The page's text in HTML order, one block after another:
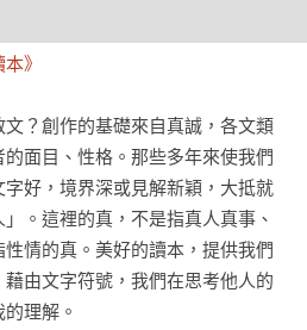
》
？創作的基礎來自真誠，各文類
面目、性格。那些多年來使我們
好，境界深或見解新穎，大抵就
。這裡的真，不是指真人真事、
情的真。美好的讀本，提供我們
由文字符號，我們在思考他人的
理解。